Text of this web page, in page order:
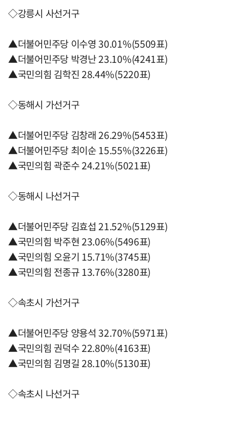
◇강릉시 사선거구
▲더불어민주당 이수영 30.01%(5509표)
▲더불어민주당 박경난 23.10%(4241표)
▲국민의힘 김학진 28.44%(5220표)
◇동해시 가선거구
▲더불어민주당 김창래 26.29%(5453표)
▲더불어민주당 최이순 15.55%(3226표)
▲국민의힘 곽준수 24.21%(5021표)
◇동해시 나선거구
▲더불어민주당 김효섭 21.52%(5129표)
▲국민의힘 박주현 23.06%(5496표)
▲국민의힘 오윤기 15.71%(3745표)
▲국민의힘 전종규 13.76%(3280표)
◇속초시 가선거구
▲더불어민주당 양용석 32.70%(5971표)
▲국민의힘 권덕수 22.80%(4163표)
▲국민의힘 김명길 28.10%(5130표)
◇속초시 나선거구